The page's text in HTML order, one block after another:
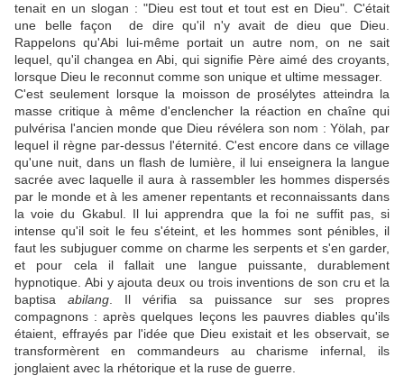
tenait en un slogan : "Dieu est tout et tout est en Dieu". C'était
une belle façon de dire qu'il n'y avait de dieu que Dieu.
Rappelons qu'Abi lui-même portait un autre nom, on ne sait
lequel, qu'il changea en Abi, qui signifie Père aimé des croyants,
lorsque Dieu le reconnut comme son unique et ultime messager.
C'est seulement lorsque la moisson de prosélytes atteindra la
masse critique à même d'enclencher la réaction en chaîne qui
pulvérisa l'ancien monde que Dieu révélera son nom : Yölah, par
lequel il règne par-dessus l'éternité. C'est encore dans ce village
qu'une nuit, dans un flash de lumière, il lui enseignera la langue
sacrée avec laquelle il aura à rassembler les hommes dispersés
par le monde et à les amener repentants et reconnaissants dans
la voie du Gkabul. Il lui apprendra que la foi ne suffit pas, si
intense qu'il soit le feu s'éteint, et les hommes sont pénibles, il
faut les subjuguer comme on charme les serpents et s'en garder,
et pour cela il fallait une langue puissante, durablement
hypnotique. Abi y ajouta deux ou trois inventions de son cru et la
baptisaabilang . Il vérifia sa puissance sur ses propres
compagnons : après quelques leçons les pauvres diables qu'ils
étaient, effrayés par l'idée que Dieu existait et les observait, se
transformèrent en commandeurs au charisme infernal, ils
jonglaient avec la rhétorique et la ruse de guerre.